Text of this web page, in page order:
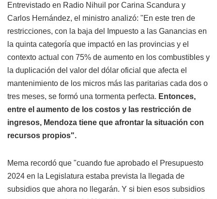
Entrevistado en Radio Nihuil por Carina Scandura y
Carlos Hernández, el ministro analizó: "En este tren de
restricciones, con la baja del Impuesto a las Ganancias en
la quinta categoría que impactó en las provincias y el
contexto actual con 75% de aumento en los combustibles y
la duplicación del valor del dólar oficial que afecta el
mantenimiento de los micros más las paritarias cada dos o
tres meses, se formó una tormenta perfecta. Entonces,
entre el aumento de los costos y las restricción de
ingresos, Mendoza tiene que afrontar la situación con
recursos propios".
Mema recordó que "cuando fue aprobado el Presupuesto
2024 en la Legislatura estaba prevista la llegada de
subsidios que ahora no llegarán. Y si bien esos subsidios